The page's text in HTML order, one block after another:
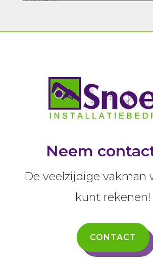
Neem
De veelzijdige vakman
kunt rekenen!
CONTACT